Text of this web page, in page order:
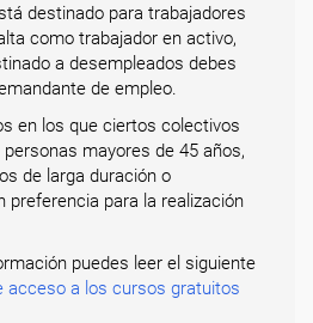
destinado para trabajadores
como trabajador en activo,
a desempleados debes
de empleo.
en los que ciertos colectivos
mayores de 45 años,
de larga duración o
preferencia para la realización
puedes leer el siguiente
acceso a los cursos gratuitos